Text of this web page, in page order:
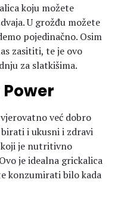
koju možete
U grožđu možete
pojedinačno. Osim
zasititi, te je ovo
za slatkišima.
već dobro
i ukusni i zdravi
je nutritivno
je idealna grickalica
konzumirati bilo kada